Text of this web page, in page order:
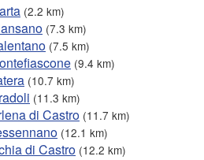
(2.2 km)
(7.3 km)
(7.5 km)
(9.4 km)
(10.7 km)
(11.3 km)
di Castro (11.7 km)
(12.1 km)
di Castro (12.2 km)